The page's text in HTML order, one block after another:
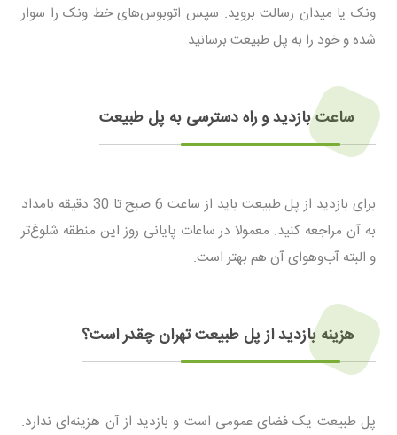
ونک یا میدان رسالت بروید. سپس اتوبوس‌های خط ونک را سوار
شده و خود را به پل طبیعت برسانید.
ساعت بازدید و راه دسترسی به پل طبیعت
برای بازدید از پل طبیعت باید از ساعت 6 صبح تا 30 دقیقه بامداد
به آن مراجعه کنید. معمولا در ساعات پایانی روز این منطقه شلوغ‌تر
و البته آب‌وهوای آن هم بهتر است.
هزینه بازدید از پل طبیعت تهران چقدر است؟
پل طبیعت یک فضای عمومی است و بازدید از آن هزینه‌ای ندارد.